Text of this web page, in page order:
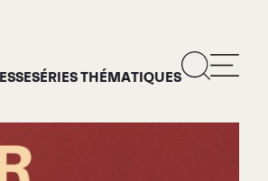
SÉRIES THÉMATIQUES